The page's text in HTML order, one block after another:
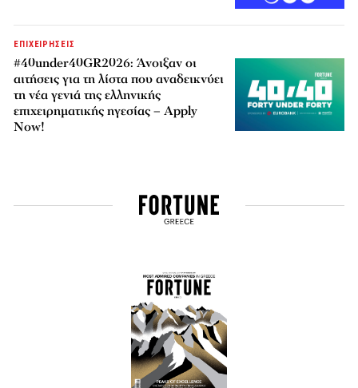
ΕΠΙΧΕΙΡΗΣΕΙΣ
#40under40GR2026: Άνοιξαν οι
αιτήσεις για τη λίστα που αναδεικνύει
τη νέα γενιά της ελληνικής
επιχειρηματικής ηγεσίας – Apply
Now!